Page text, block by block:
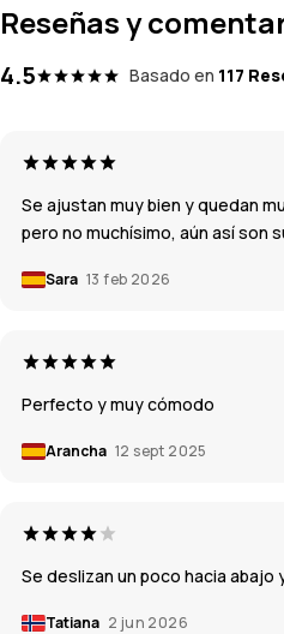
Reseñas y
4.5 Basado en 117
Se ajustan muy bien y quedan
pero no muchísimo, aún así son
Sara 13 feb 2026
Perfecto y muy cómodo
Arancha 12 sept 2025
Se deslizan un poco hacia
Tatiana 2 jun 2026